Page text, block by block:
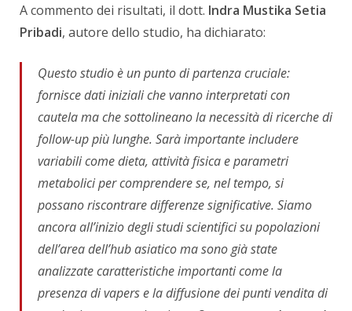
A commento dei risultati, il dott. Indra Mustika Setia
Pribadi, autore dello studio, ha dichiarato:
Questo studio è un punto di partenza cruciale:
fornisce dati iniziali che vanno interpretati con
cautela ma che sottolineano la necessità di ricerche di
follow-up più lunghe. Sarà importante includere
variabili come dieta, attività fisica e parametri
metabolici per comprendere se, nel tempo, si
possano riscontrare differenze significative. Siamo
ancora all’inizio degli studi scientifici su popolazioni
dell’area dell’hub asiatico ma sono già state
analizzate caratteristiche importanti come la
presenza di vapers e la diffusione dei punti vendita di